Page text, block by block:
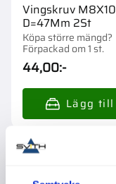
Vingskruv M8X10
D=47Mm 2St
Köpa större mängd?
Förpackad om 1 st.
44,00:-